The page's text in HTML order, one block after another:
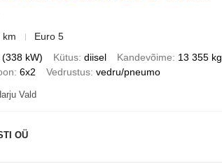
km
Euro 5
kW) Kütus diisel Kandevõime
13 355 kg
6x2 Vedrustus vedru/pneumo
Vald
OÜ